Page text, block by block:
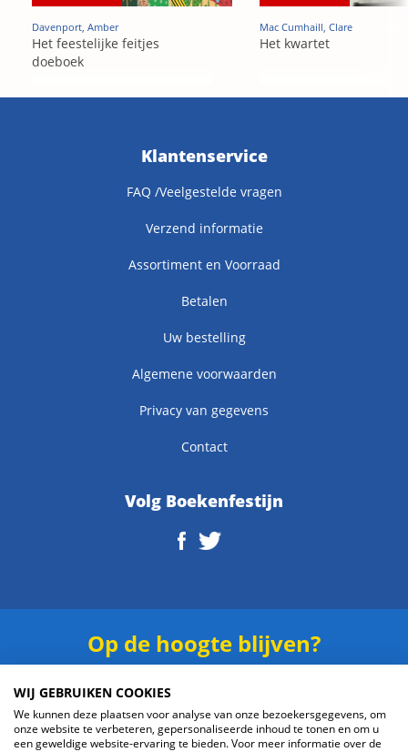
Davenport, Amber
Het feestelijke feitjes
doeboek
Mac Cumhaill, Clare
Het kwartet
Klantenservice
FAQ /Veelgestelde vragen
Verzend informatie
Assortiment en Voorraad
Betalen
Uw bestelling
Algemene voorwaarden
Privacy van gegevens
Contact
Volg Boekenfestijn
Op de hoogte blijven?
WIJ GEBRUIKEN COOKIES
We kunnen deze plaatsen voor analyse van onze bezoekersgegevens, om
onze website te verbeteren, gepersonaliseerde inhoud te tonen en om u
een geweldige website-ervaring te bieden. Voor meer informatie over de